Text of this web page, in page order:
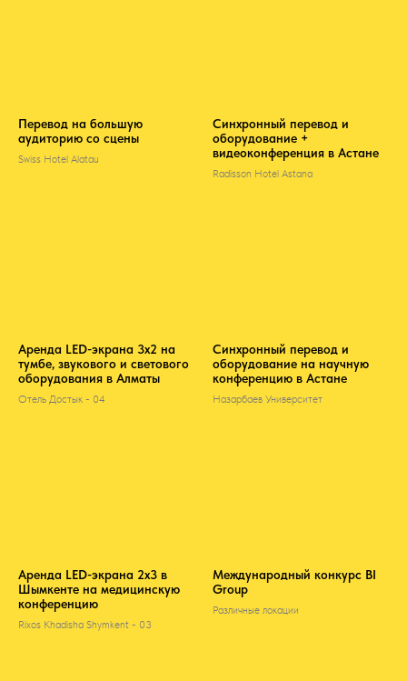
Перевод на большую
аудиторию со сцены
Swiss Hotel Alatau
Синхронный перевод и
оборудование +
видеоконференция в Астане
Radisson Hotel Astana
Аренда LED-экрана 3х2 на
тумбе, звукового и светового
оборудования в Алматы
Отель Достык - 04
Синхронный перевод и
оборудование на научную
конференцию в Астане
Назарбаев Университет
Аренда LED-экрана 2х3 в
Шымкенте на медицинскую
конференцию
Rixos Khadisha Shymkent - 03
Международный конкурс BI
Group
Различные локации